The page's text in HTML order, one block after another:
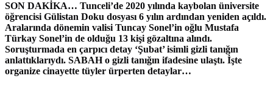
SON DAKİKA… Tunceli’de 2020 yılında kaybolan üniversite
öğrencisi Gülistan Doku dosyası 6 yılın ardından yeniden açıldı.
Aralarında dönemin valisi Tuncay Sonel’in oğlu Mustafa
Türkay Sonel’in de olduğu 13 kişi gözaltına alındı.
Soruşturmada en çarpıcı detay ‘Şubat’ isimli gizli tanığın
anlattıklarıydı. SABAH o gizli tanığın ifadesine ulaştı. İşte
organize cinayette tüyler ürperten detaylar…